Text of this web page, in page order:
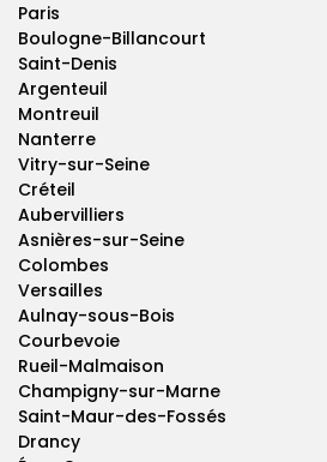
Paris
Boulogne-Billancourt
Saint-Denis
Argenteuil
Montreuil
Nanterre
Vitry-sur-Seine
Créteil
Aubervilliers
Asnières-sur-Seine
Colombes
Versailles
Aulnay-sous-Bois
Courbevoie
Rueil-Malmaison
Champigny-sur-Marne
Saint-Maur-des-Fossés
Drancy